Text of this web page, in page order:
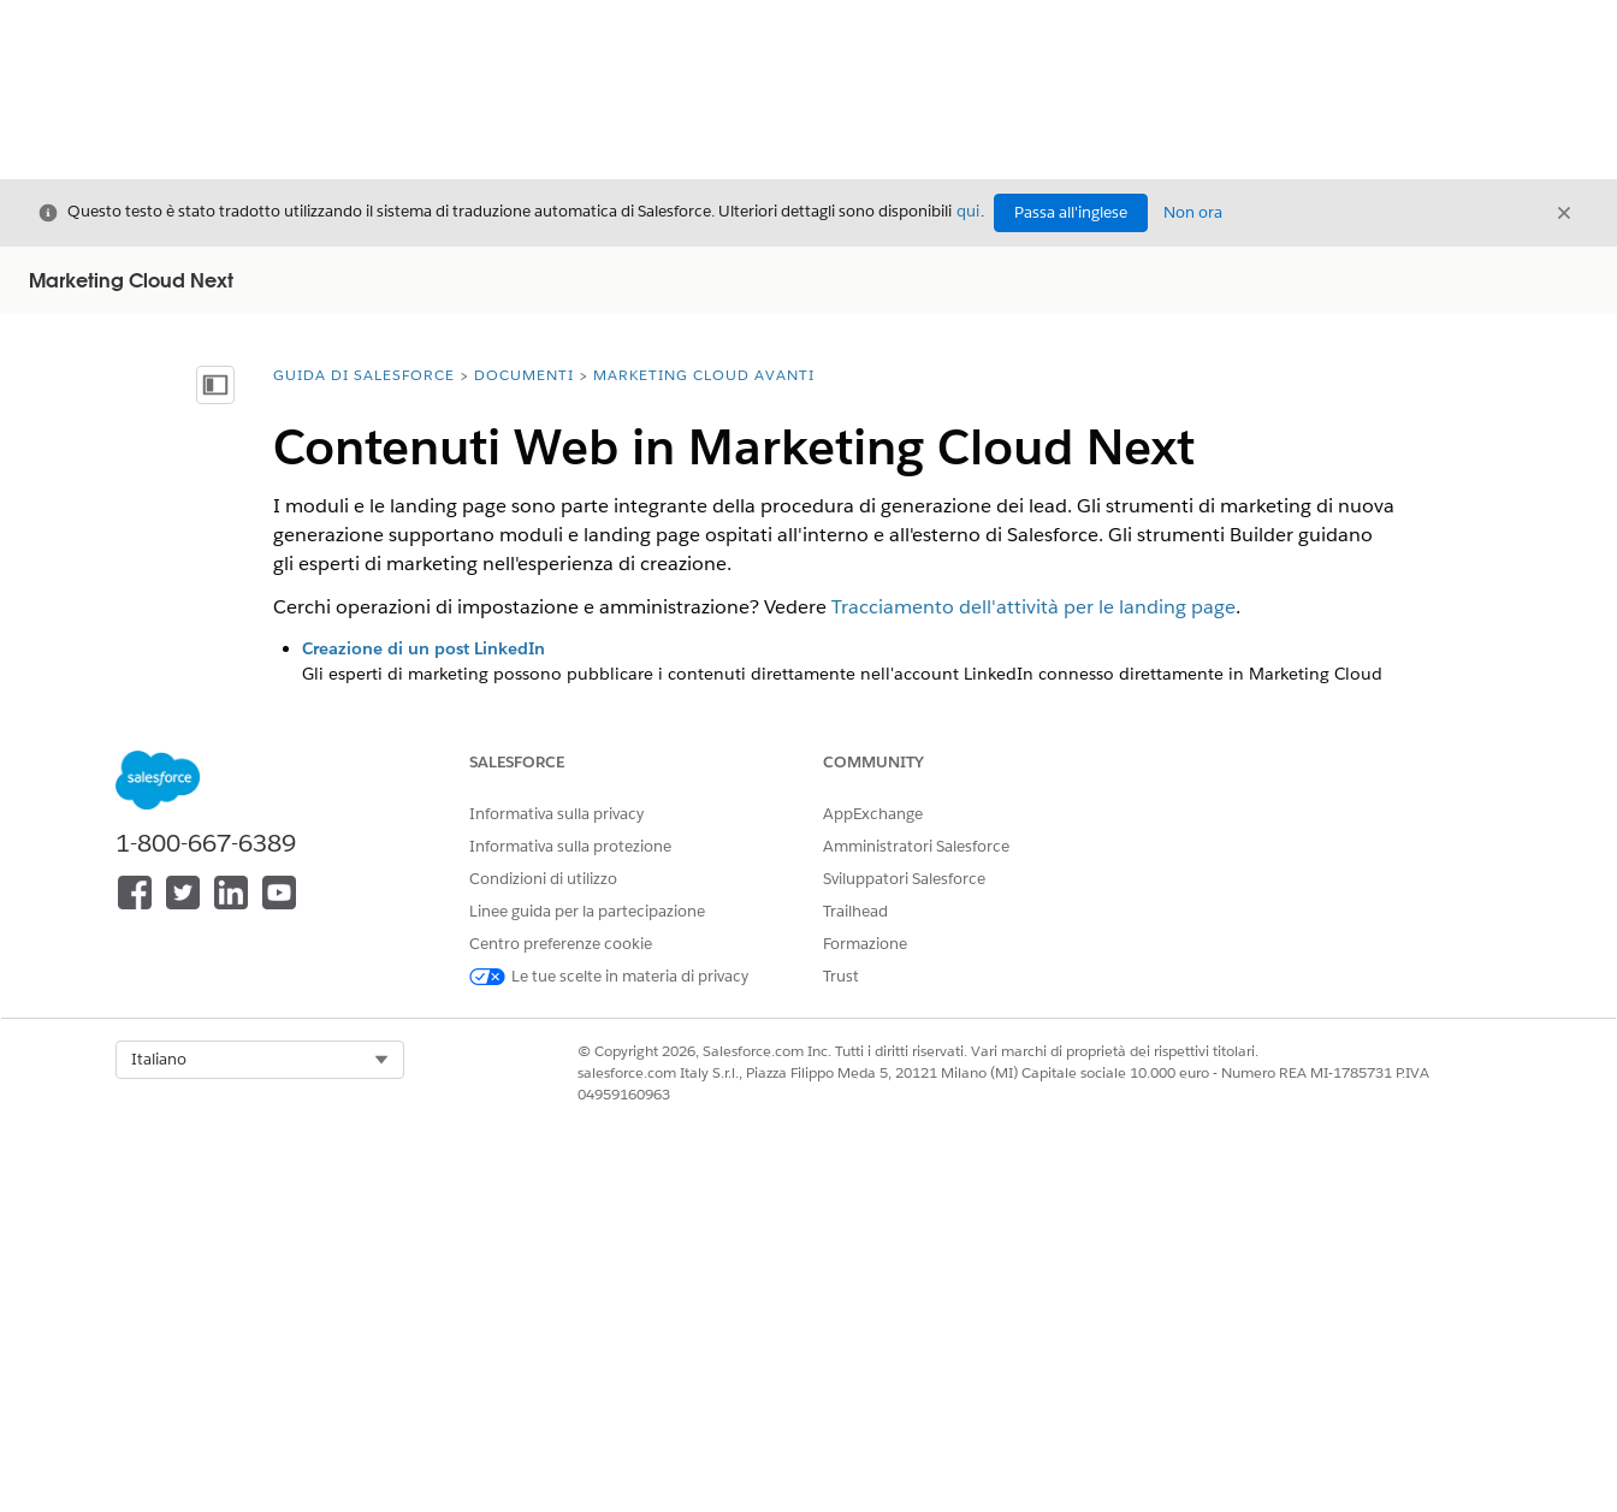
Chiudi
Questo testo è stato tradotto utilizzando il sistema di traduzione automatica di Salesforce. Ulteriori dettagli sono disponibili qui. Passa all'inglese Non ora Chiudi
Marketing Cloud Next
Mostra sommario
Ti trovi qui:
GUIDA DI SALESFORCE DOCUMENTI MARKETING CLOUD AVANTI
Contenuti Web in Marketing Cloud Next
I moduli e le landing page sono parte integrante della procedura di generazione dei lead. Gli strumenti di marketing di nuova
generazione supportano moduli e landing page ospitati all'interno e all'esterno di Salesforce. Gli strumenti Builder guidano
gli esperti di marketing nell'esperienza di creazione.
Cerchi operazioni di impostazione e amministrazione? VedereTracciamento dell'attività per le landing page.
Creazione di un post LinkedIn
Gli esperti di marketing possono pubblicare i contenuti direttamente nell'account LinkedIn connesso direttamente in Marketing Cloud
QUESTO ARTICOLO HA RISOLTO IL PROBLEMA?
Facci sapere, così possiamo migliorare!
1-800-667-6389
SALESFORCE
Informativa sulla privacy
Informativa sulla protezione
Condizioni di utilizzo
Linee guida per la partecipazione
Centro preferenze cookie
Le tue scelte in materia di privacy
COMMUNITY
AppExchange
Amministratori Salesforce
Sviluppatori Salesforce
Trailhead
Formazione
Trust
Italiano
© Copyright 2026, Salesforce.com Inc. Tutti i diritti riservati. Vari marchi di proprietà dei rispettivi titolari.
salesforce.com Italy S.r.l., Piazza Filippo Meda 5, 20121 Milano (MI) Capitale sociale 10.000 euro - Numero REA MI-1785731 P.IVA
04959160963